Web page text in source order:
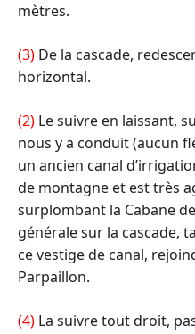
mètres.
(3) De la cascade,
horizontal.
(2) Le suivre en laissant,
nous y a conduit (aucun
un ancien canal
de montagne et est très
surplombant la Cabane
générale sur la cascade,
ce vestige de canal,
Parpaillon.
(4) La suivre tout droit,